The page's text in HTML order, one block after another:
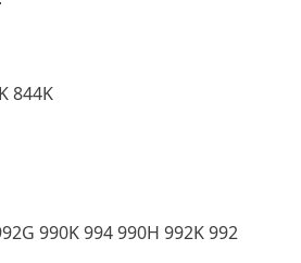
844K
990K 994 990H 992K 992